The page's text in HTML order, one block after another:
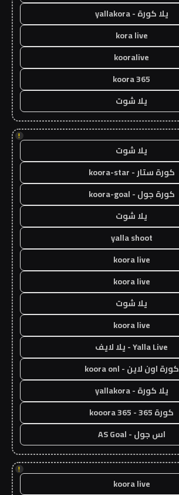
يلا كورة - yallakora
kora live
kooralive
koora 365
يلا شوت
!
يلا شوت
كورة ستار - koora-star
كورة جول - koora-goal
يلا شوت
yalla shoot
koora live
koora live
يلا شوت
koora live
Yalla Live - يلا لايف
كورة اون لاين - koora onl
يلا كورة - yallakora
كورة 365 - kooora 365
اس جول - AS Goal
!
koora live